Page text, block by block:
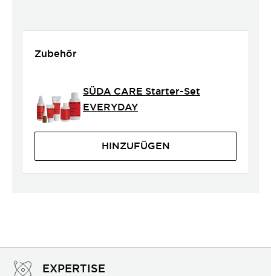
Zubehör
SÜDA CARE Starter-Set
EVERYDAY
HINZUFÜGEN
EXPERTISE